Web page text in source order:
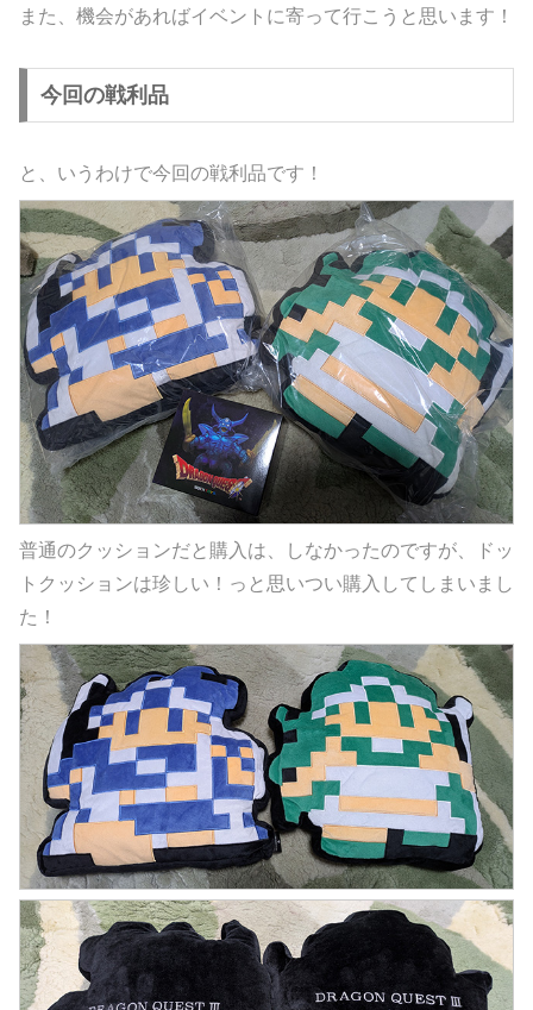
また、機会があればイベントに寄って行こうと思います！
今回の戦利品
と、いうわけで今回の戦利品です！
普通のクッションだと購入は、しなかったのですが、ドッ
トクッションは珍しい！っと思いつい購入してしまいまし
た！